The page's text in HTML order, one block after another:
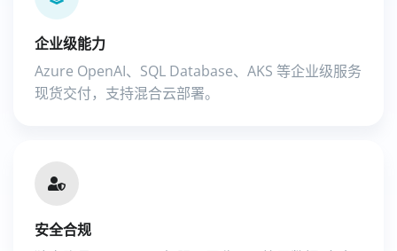
企业级能力
Azure OpenAI、SQL Database、AKS 等企业级服务
现货交付，支持混合云部署。
安全合规